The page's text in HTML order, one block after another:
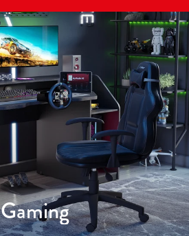
Gaming